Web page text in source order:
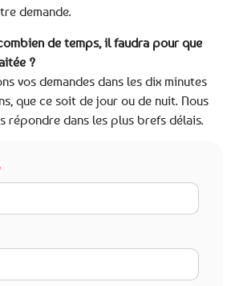
demande.
de temps, il faudra pour que
?
vos demandes dans les dix minutes
que ce soit de jour ou de nuit. Nous
répondre dans les plus brefs délais.